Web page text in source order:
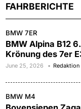
FAHRBERICHTE
BMW 7ER
BMW Alpina B12
Krönung des 7er
June 25, 2026 Redaktion
BMW M4